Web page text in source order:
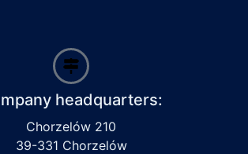
headquarters:
Chorzelów 210
39-331 Chorzelów